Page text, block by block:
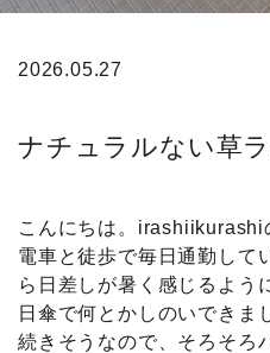
2026.05.27
ナチュラルない草
こんにちは。irashiikurashi
電車と徒歩で毎日通勤して
ら日差しが暑く感じるよう
日傘で何とかしのいできま
続きそうなので、そろそろ